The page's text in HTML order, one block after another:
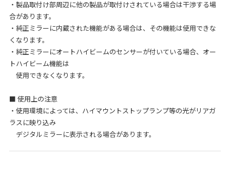
・製品取付け部周辺に他の製品が取付けされている場合は干渉する場
合があります。
・純正ミラーに内蔵された機能がある場合は、その機能は使用できな
くなります。
・純正ミラーにオートハイビームのセンサーが付いている場合、オー
トハイビーム機能は
使用できなくなります。
■ 使用上の注意
・使用環境によっては、ハイマウントストップランプ等の光がリアガ
ラスに映り込み
デジタルミラーに表示される場合があります。